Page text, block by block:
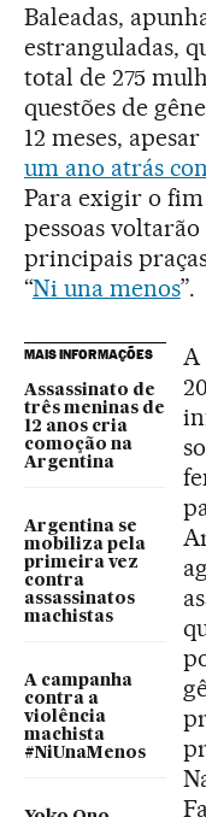
Baleadas,
estranguladas,
total de 275
questões de
12 meses,
um ano atrás
Para exigir o
pessoas
principais
“Ni una menos”.
MAIS INFORMAÇÕES
Assassinato de
três meninas de
12 anos cria
comoção na
Argentina
Argentina se
mobiliza pela
primeira vez
contra
assassinatos
machistas
A campanha
contra a
violência
machista
#NiUnaMenos
A